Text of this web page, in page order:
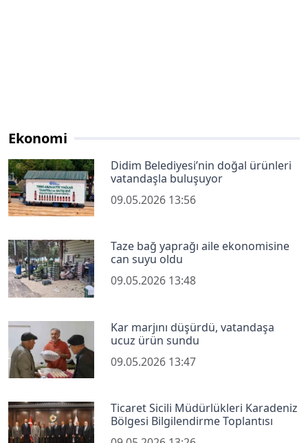
Ekonomi
Didim Belediyesi’nin doğal ürünleri
vatandaşla buluşuyor
09.05.2026 13:56
Taze bağ yaprağı aile ekonomisine
can suyu oldu
09.05.2026 13:48
Kar marjını düşürdü, vatandaşa
ucuz ürün sundu
09.05.2026 13:47
Ticaret Sicili Müdürlükleri Karadeniz
Bölgesi Bilgilendirme Toplantısı